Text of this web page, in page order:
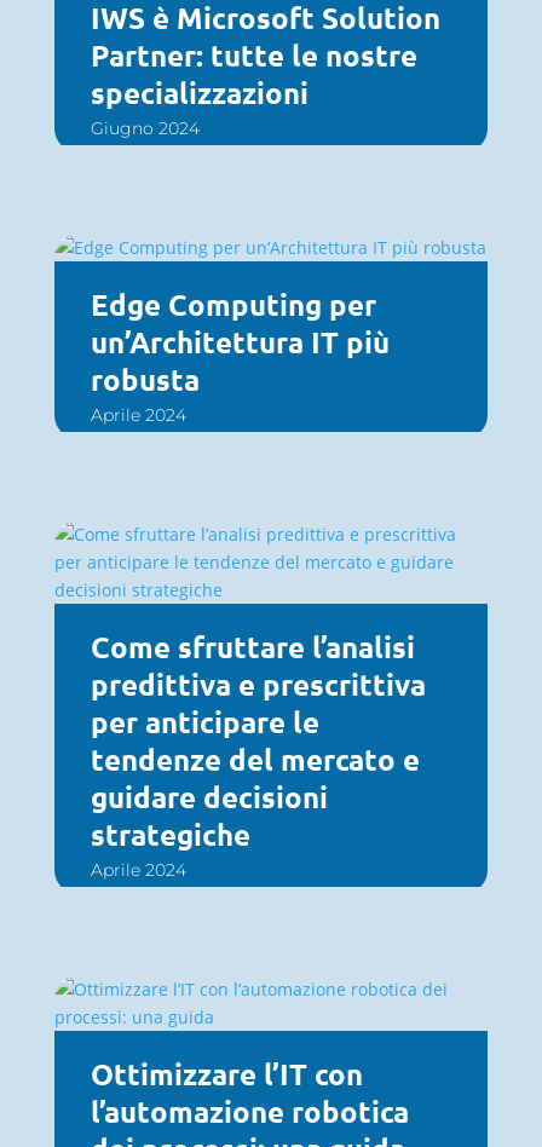
IWS è Microsoft Solution
Partner: tutte le nostre
specializzazioni
Giugno 2024
Edge Computing per
un’Architettura IT più
robusta
Aprile 2024
Come sfruttare l’analisi
predittiva e prescrittiva
per anticipare le
tendenze del mercato e
guidare decisioni
strategiche
Aprile 2024
Ottimizzare l’IT con
l’automazione robotica